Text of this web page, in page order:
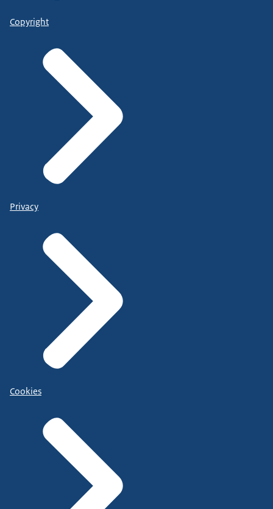
Copyright
Privacy
Cookies